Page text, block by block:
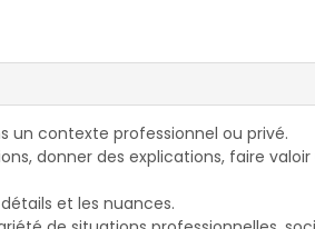
un contexte professionnel ou privé.
donner des explications, faire
et les nuances.